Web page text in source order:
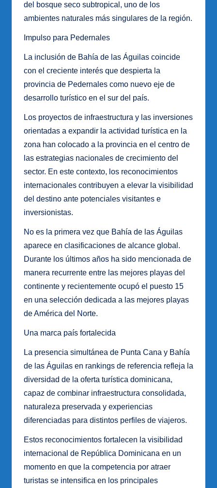
del bosque seco subtropical, uno de los
ambientes naturales más singulares de la región.
Impulso para Pedernales
La inclusión de Bahía de las Águilas coincide
con el creciente interés que despierta la
provincia de Pedernales como nuevo eje de
desarrollo turístico en el sur del país.
Los proyectos de infraestructura y las inversiones
orientadas a expandir la actividad turística en la
zona han colocado a la provincia en el centro de
las estrategias nacionales de crecimiento del
sector. En este contexto, los reconocimientos
internacionales contribuyen a elevar la visibilidad
del destino ante potenciales visitantes e
inversionistas.
No es la primera vez que Bahía de las Águilas
aparece en clasificaciones de alcance global.
Durante los últimos años ha sido mencionada de
manera recurrente entre las mejores playas del
continente y recientemente ocupó el puesto 15
en una selección dedicada a las mejores playas
de América del Norte.
Una marca país fortalecida
La presencia simultánea de Punta Cana y Bahía
de las Águilas en rankings de referencia refleja la
diversidad de la oferta turística dominicana,
capaz de combinar infraestructura consolidada,
naturaleza preservada y experiencias
diferenciadas para distintos perfiles de viajeros.
Estos reconocimientos fortalecen la visibilidad
internacional de República Dominicana en un
momento en que la competencia por atraer
turistas se intensifica en los principales